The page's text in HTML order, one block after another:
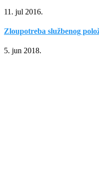
11. jul 2016.
Zloupotreba službenog
5. jun 2018.